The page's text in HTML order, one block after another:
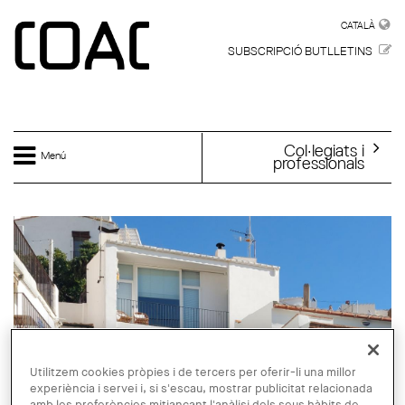
CATALÀ
SUBSCRIPCIÓ BUTLLETINS
Menú Col·legiats i
professionals
Utilitzem cookies pròpies i de tercers per oferir-li una millor
experiència i servei i, si s'escau, mostrar publicitat relacionada